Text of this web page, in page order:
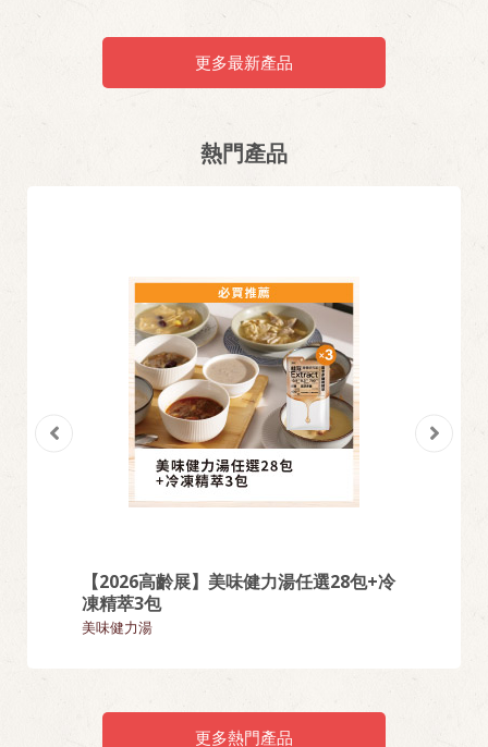
更多最新產品
熱門產品
【2026高齡展】美味健力湯任選28包+冷
凍精萃3包
美味健力湯
更多熱門產品